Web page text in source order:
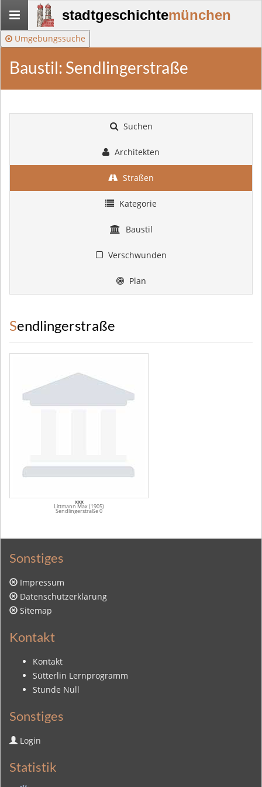
Stadtgeschichte-
München
stadtgeschichtemünchen
Umgebungssuche
Baustil: Sendlingerstraße
Suchen
Architekten
Straßen
Kategorie
Baustil
Verschwunden
Plan
Sendlingerstraße
xxx
Littmann Max (1905)
Sendlingerstraße 0
Sonstiges
Impressum
Datenschutzerklärung
Sitemap
Kontakt
Kontakt
Sütterlin Lernprogramm
Stunde Null
Sonstiges
Login
Statistik